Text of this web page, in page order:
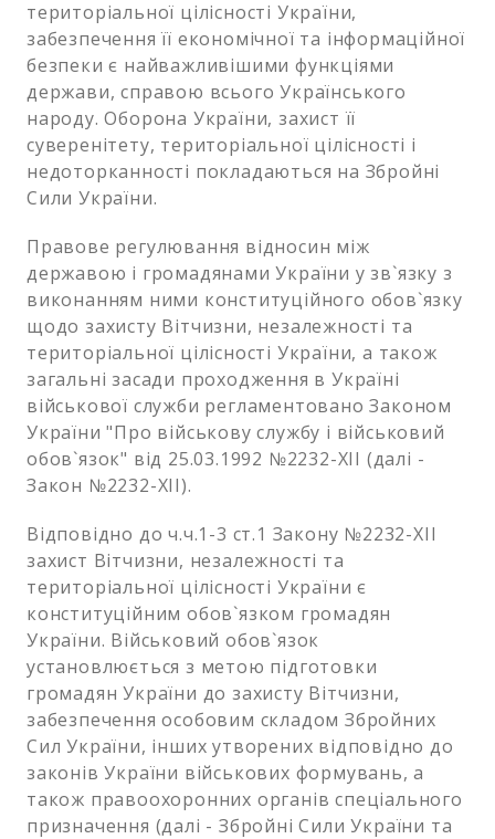
територіальної цілісності України,
забезпечення її економічної та інформаційної
безпеки є найважливішими функціями
держави, справою всього Українського
народу. Оборона України, захист її
суверенітету, територіальної цілісності і
недоторканності покладаються на Збройні
Сили України.
Правове регулювання відносин між
державою і громадянами України у зв`язку з
виконанням ними конституційного обов`язку
щодо захисту Вітчизни, незалежності та
територіальної цілісності України, а також
загальні засади проходження в Україні
військової служби регламентовано Законом
України "Про військову службу і військовий
обов`язок" від 25.03.1992 №2232-ХІІ (далі -
Закон №2232-ХІІ).
Відповідно до ч.ч.1-3 ст.1 Закону №2232-ХІІ
захист Вітчизни, незалежності та
територіальної цілісності України є
конституційним обов`язком громадян
України. Військовий обов`язок
установлюється з метою підготовки
громадян України до захисту Вітчизни,
забезпечення особовим складом Збройних
Сил України, інших утворених відповідно до
законів України військових формувань, а
також правоохоронних органів спеціального
призначення (далі - Збройні Сили України та